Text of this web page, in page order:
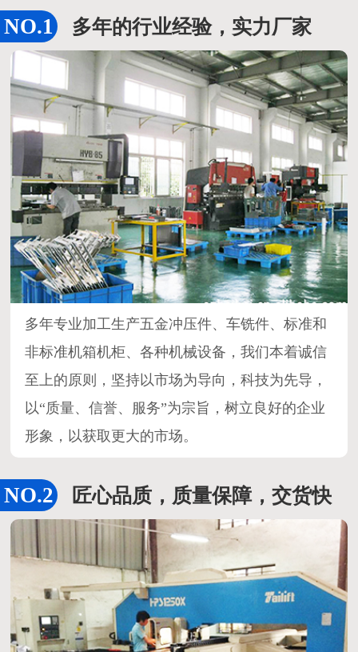
多年的行业经验，实力厂家
多年专业加工生产五金冲压件、车铣件、标准和
非标准机箱机柜、各种机械设备，我们本着诚信
至上的原则，坚持以市场为导向，科技为先导，
以“质量、信誉、服务”为宗旨，树立良好的企业
形象，以获取更大的市场。
匠心品质，质量保障，交货快